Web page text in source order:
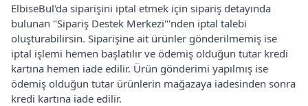
ElbiseBul'da siparişini iptal etmek için sipariş detayında
bulunan "Sipariş Destek Merkezi"'nden iptal talebi
oluşturabilirsin. Siparişine ait ürünler gönderilmemiş ise
iptal işlemi hemen başlatılır ve ödemiş olduğun tutar kredi
kartına hemen iade edilir. Ürün gönderimi yapılmış ise
ödemiş olduğun tutar ürünlerin mağazaya iadesinden sonra
kredi kartına iade edilir.